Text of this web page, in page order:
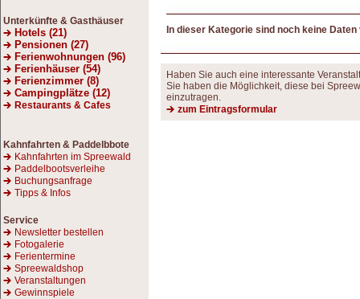
Unterkünfte & Gasthäuser
Hotels (21)
Pensionen (27)
Ferienwohnungen (96)
Ferienhäuser (54)
Ferienzimmer (8)
Campingplätze (12)
Restaurants & Cafes
Kahnfahrten & Paddelbbote
Kahnfahrten im Spreewald
Paddelbootsverleihe
Buchungsanfrage
Tipps & Infos
Service
Newsletter bestellen
Fotogalerie
Ferientermine
Spreewaldshop
Veranstaltungen
Gewinnspiele
In dieser Kategorie sind noch keine Daten
Haben Sie auch eine interessante
Sie haben die Möglichkeit, diese bei
einzutragen.
zum Eintragsformular